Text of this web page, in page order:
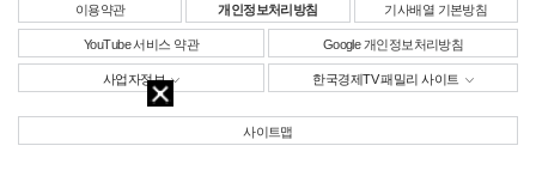
이용약관 개인정보처리방침 기사배열 기본방침
YouTube 서비스 약관 Google 개인정보처리방침
사업자정보 한국경제TV 패밀리 사이트
사이트맵